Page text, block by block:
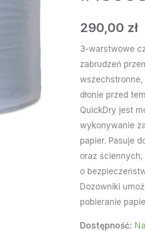
290,00 zł
3-warstwowe
zabrudzeń
wszechstronne,
dłonie przed
QuickDry jest
wykonywanie
papier. Pasuje
oraz
o
Dozowniki
pobieranie
Dostępność:
ROLL
#130080